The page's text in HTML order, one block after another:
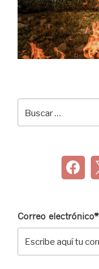
por:
Correo electrónico*